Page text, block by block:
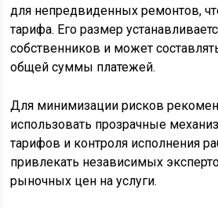
для непредвиденных ремонтов,
тарифа. Его размер
собственников и может
общей суммы платежей.
Для минимизации рисков
использовать прозрачные
тарифов и контроля исполнения
привлекать независимых
рыночных цен на услуги.